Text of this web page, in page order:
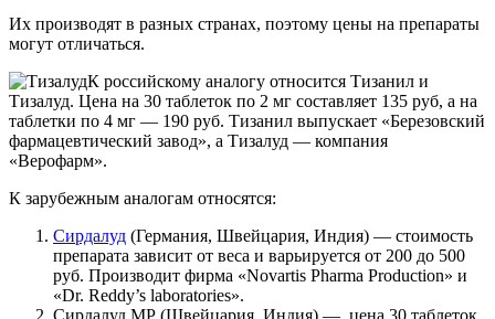
Их производят в разных странах, поэтому цены на препараты
могут отличаться.
К российскому аналогу относится Тизанил и
Тизалуд. Цена на 30 таблеток по 2 мг составляет 135 руб, а на
таблетки по 4 мг — 190 руб. Тизанил выпускает «Березовский
фармацевтический завод», а Тизалуд — компания
«Верофарм».
К зарубежным аналогам относятся:
Сирдалуд (Германия, Швейцария, Индия) — стоимость
препарата зависит от веса и варьируется от 200 до 500
руб. Производит фирма «Novartis Pharma Production» и
«Dr. Reddy’s laboratories».
Сирдалуд МР (Швейцария, Индия) — цена 30 таблеток